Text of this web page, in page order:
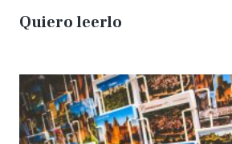
Quiero leerlo
exportar
un
WP